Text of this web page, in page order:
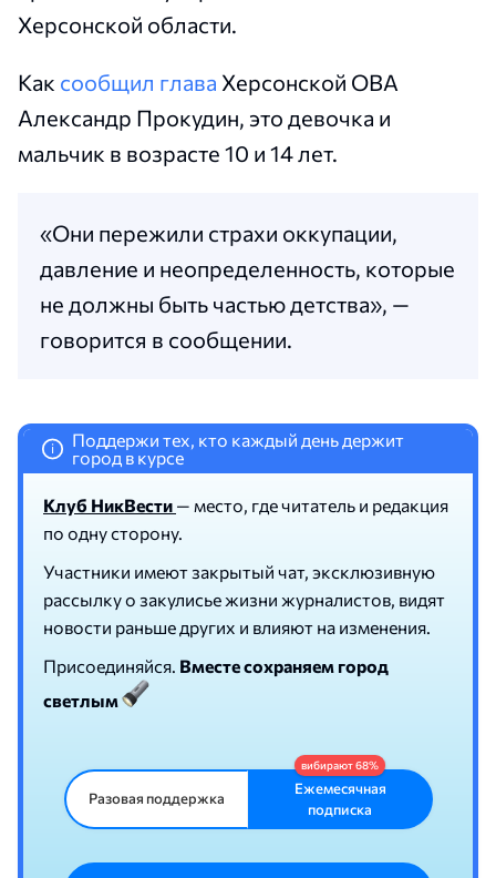
Херсонской области.
Как сообщил глава Херсонской ОВА
Александр Прокудин, это девочка и
мальчик в возрасте 10 и 14 лет.
«Они пережили страхи оккупации,
давление и неопределенность, которые
не должны быть частью детства», —
говорится в сообщении.
i
Поддержи тех, кто каждый день держит
город в курсе
Клуб НикВести — место, где читатель и редакция
по одну сторону.
Участники имеют закрытый чат, эксклюзивную
рассылку о закулисье жизни журналистов, видят
новости раньше других и влияют на изменения.
Присоединяйся. Вместе сохраняем город
светлым
Разовая поддержка
Ежемесячная
подписка